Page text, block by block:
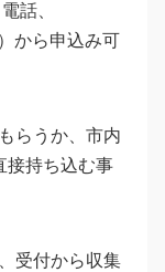
話、
から申込み可
らうか、市内
接持ち込む事
受付から収集